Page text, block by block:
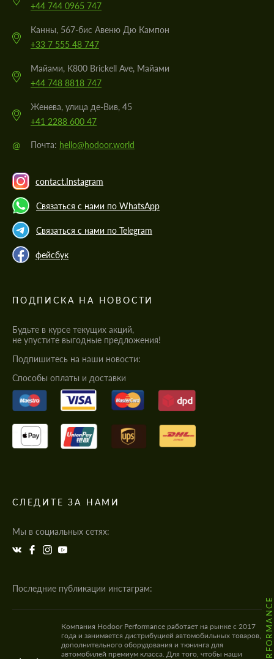
+44 744 0965 747
Канны, 567-бис Авеню Дю Кампон
+33 7 555 48 747
Майами, K800 Brickell Ave, Майами
+44 748 8818 747
Женева, улица де-Вив, 45
+41 2288 600 47
@ Почта: hello@hodoor.world
contact.Instagram
Связаться с нами по WhatsApp
Связаться с нами по Telegram
фейсбук
ПОДПИСКА НА НОВОСТИ
Будьте в курсе текущих акций,
не упустите выгодные предложения!
Подпишитесь на наши новости:
Cпособы оплаты и доставки
СЛЕДИТЕ ЗА НАМИ
Мы в социальных сетях:
Последние публикации инстаграм:
Компания Hodoor Performance работает на рынке с 2017
года и занимается дистрибуцией автомобильных товаров,
дополнительного оборудования и тюнинга для
автомобилей премиум класса. Для того, чтобы наши